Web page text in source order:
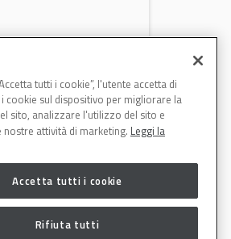
la
ingegneria
Low Energy: i
di verniciatura
riducono
energetici,
tutti i cookie”, l'utente accetta di
cookie sul dispositivo per migliorare la
sito, analizzare l'utilizzo del sito e
nostre attività di marketing. Leggi la
Accetta tutti i cookie
Rifiuta tutti